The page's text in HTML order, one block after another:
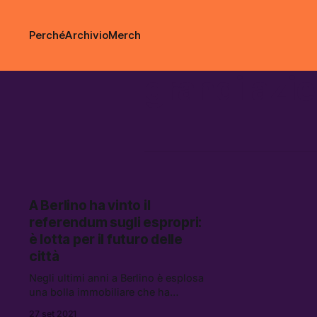
PerchéArchivioMerch
A Berlino ha vinto il
referendum sugli espropri:
è lotta per il futuro delle
città
Negli ultimi anni a Berlino è esplosa
una bolla immobiliare che ha
27 set 2021